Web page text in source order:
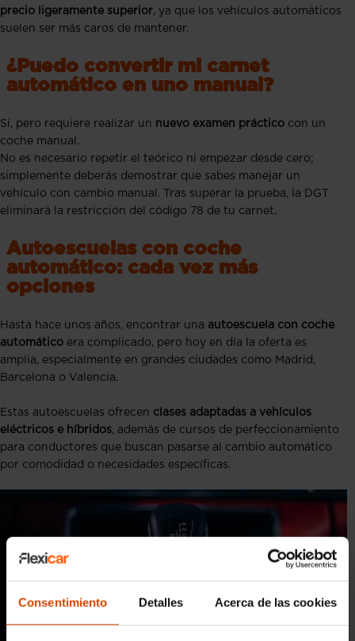
Consentimiento Detalles Acerca de las cookies
precio ligeramente superior, ya que los vehículos automáticos
suelen ser más caros de mantener.
¿Puedo convertir mi carnet
automático en uno manual?
Sí, pero requiere realizar un nuevo examen práctico con un
coche manual.
No es necesario repetir el teórico ni empezar desde cero;
simplemente deberás demostrar que sabes manejar un
vehículo con cambio manual. Tras superar la prueba, la DGT
eliminará la restricción del código 78 de tu carnet.
Autoescuelas con coche
automático: cada vez más
opciones
Hasta hace unos años, encontrar una autoescuela con coche
automático era complicado, pero hoy en día la oferta es
amplia, especialmente en grandes ciudades como Madrid,
Barcelona o Valencia.
Estas autoescuelas ofrecen clases adaptadas a vehículos
eléctricos e híbridos, además de cursos de perfeccionamiento
para conductores que buscan pasarse al cambio automático
por comodidad o necesidades específicas.